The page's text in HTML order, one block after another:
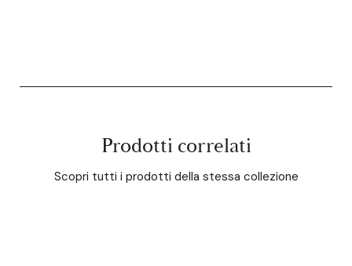
Prodotti correlati
Scopri tutti i prodotti della stessa collezione